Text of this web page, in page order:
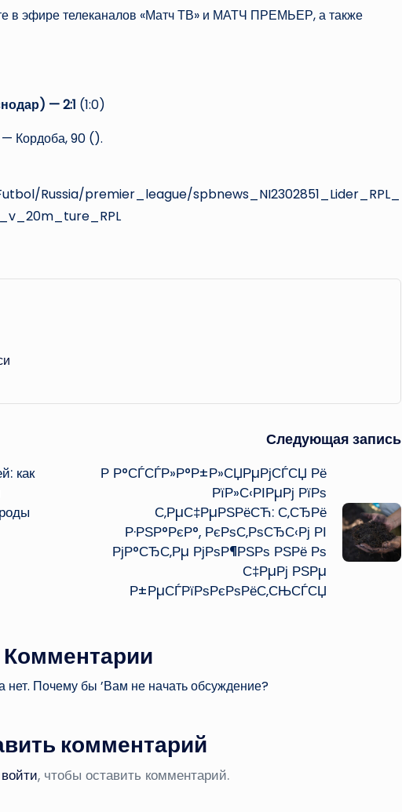
в эфире телеканалов «Матч ТВ» и МАТЧ ПРЕМЬЕР, а также
— 2:1 (1:0)
Кордоба, 90 ().
Russia/premier_league/spbnews_NI2302851_Lider_RPL_
как
Следующая запись
Р Р°СЃСЃР»Р°Р±Р»СЏРµРјСЃСЏ Рё
РїР»С‹РІРµРј РїРѕ
С‚РµС‡РµРЅРёСЋ: С‚СЂРё
Р·РЅР°РєР°, РєРѕС‚РѕСЂС‹Рј РІ
РјР°СЂС‚Рµ РјРѕР¶РЅРѕ РЅРё Рѕ
С‡РµРј РЅРµ
Р±РµСЃРїРѕРєРѕРёС‚СЊСЃСЏ
Комментарии
нет. Почему бы ’Вам не начать обсуждение?
комментарий
войти, чтобы оставить комментарий.